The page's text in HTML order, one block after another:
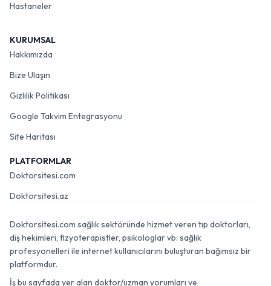
Hastaneler
KURUMSAL
Hakkımızda
Bize Ulaşın
Gizlilik Politikası
Google Takvim Entegrasyonu
Site Haritası
PLATFORMLAR
Doktorsitesi.com
Doktorsitesi.az
Doktorsitesi.com sağlık sektöründe hizmet veren tıp doktorları,
diş hekimleri, fizyoterapistler, psikologlar vb. sağlık
profesyonelleri ile internet kullanıcılarını buluşturan bağımsız bir
platformdur.
İş bu sayfada yer alan doktor/uzman yorumları ve